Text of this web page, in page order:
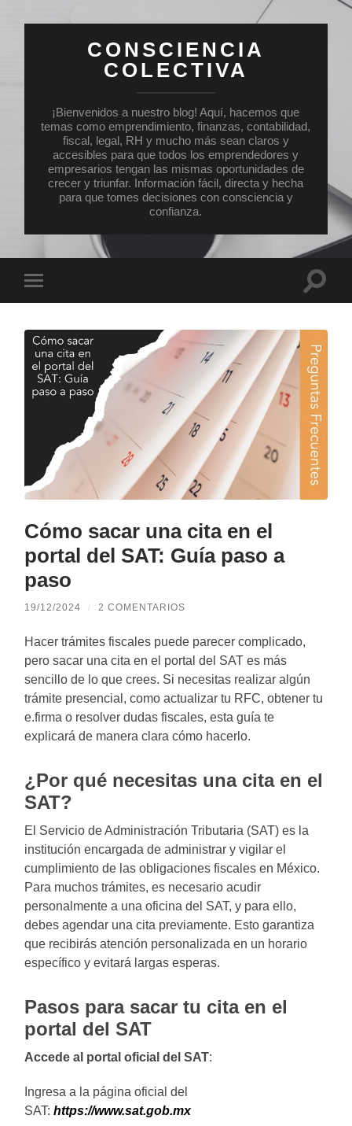
CONSCIENCIA
COLECTIVA
¡Bienvenidos a nuestro blog! Aquí, hacemos que
temas como emprendimiento, finanzas, contabilidad,
fiscal, legal, RH y mucho más sean claros y
accesibles para que todos los emprendedores y
empresarios tengan las mismas oportunidades de
crecer y triunfar. Información fácil, directa y hecha
para que tomes decisiones con consciencia y
confianza.
el
móvil
Cómo sacar una cita en el
portal del SAT: Guía paso a
paso
19/12/2024 / 2 COMENTARIOS
Hacer trámites fiscales puede parecer complicado,
pero sacar una cita en el portal del SAT es más
sencillo de lo que crees. Si necesitas realizar algún
trámite presencial, como actualizar tu RFC, obtener tu
e.firma o resolver dudas fiscales, esta guía te
explicará de manera clara cómo hacerlo.
¿Por qué necesitas una cita en el
SAT?
El Servicio de Administración Tributaria (SAT) es la
institución encargada de administrar y vigilar el
cumplimiento de las obligaciones fiscales en México.
Para muchos trámites, es necesario acudir
personalmente a una oficina del SAT, y para ello,
debes agendar una cita previamente. Esto garantiza
que recibirás atención personalizada en un horario
específico y evitará largas esperas.
Pasos para sacar tu cita en el
portal del SAT
Accede al portal oficial del SAT:
Ingresa a la página oficial del
SAT:https://www.sat.gob.mx